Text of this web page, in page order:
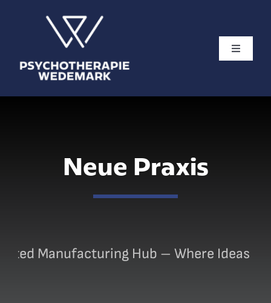
Toggle
Neue Praxis
Manufacturing Hub – Where Ideas